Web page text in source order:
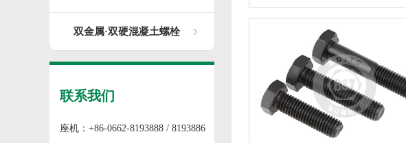
双金属·双硬混凝土螺栓
联系我们
座机：+86-0662-8193888 / 8193886